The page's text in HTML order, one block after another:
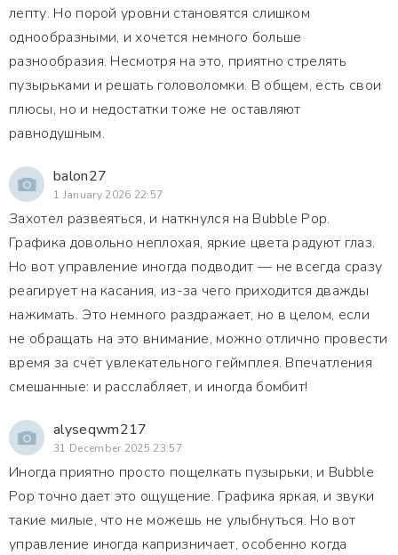
лепту. Но порой уровни становятся слишком
однообразными, и хочется немного больше
разнообразия. Несмотря на это, приятно стрелять
пузырьками и решать головоломки. В общем, есть свои
плюсы, но и недостатки тоже не оставляют
равнодушным.
balon27
1 January 2026 22:57
Захотел развеяться, и наткнулся на Bubble Pop.
Графика довольно неплохая, яркие цвета радуют глаз.
Но вот управление иногда подводит — не всегда сразу
реагирует на касания, из-за чего приходится дважды
нажимать. Это немного раздражает, но в целом, если
не обращать на это внимание, можно отлично провести
время за счёт увлекательного геймплея. Впечатления
смешанные: и расслабляет, и иногда бомбит!
alyseqwm217
31 December 2025 23:57
Иногда приятно просто пощелкать пузырьки, и Bubble
Pop точно дает это ощущение. Графика яркая, и звуки
такие милые, что не можешь не улыбнуться. Но вот
управление иногда капризничает, особенно когда